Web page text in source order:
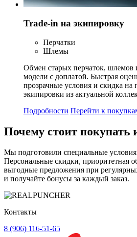
Trade-in на экипировку
Перчатки
Шлемы
Обмен старых перчаток,
модели с доплатой. Быстрая
прозрачные условия и скидка на
экипировки из актуальной
Подробности Перейти к
Почему стоит покупать
Мы подготовили специальные условия
Персональные скидки, приоритетная
выгодные предложения при
и получайте бонусы за каждый заказ.
Контакты
8 (906) 116-51-65